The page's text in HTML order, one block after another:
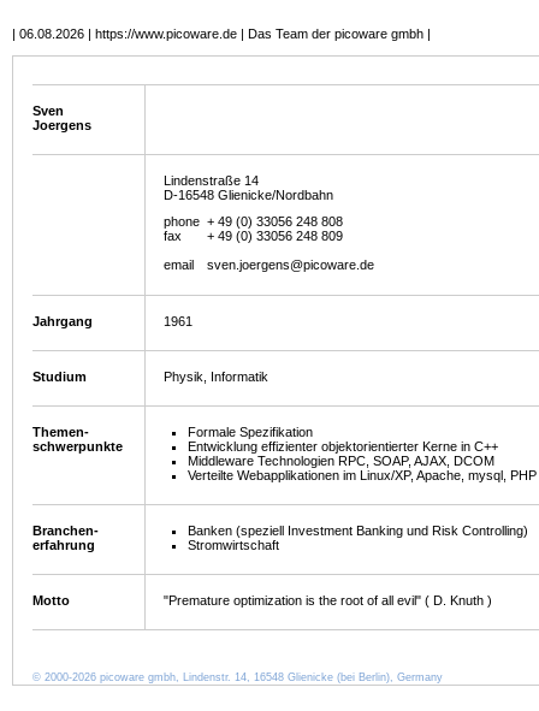
| 06.08.2026 | https://www.picoware.de | Das Team der picoware gmbh |
Sven
Joergens
Lindenstraße 14
D-16548 Glienicke/Nordbahn
phone + 49 (0) 33056 248 808
fax
+ 49 (0) 33056 248 809
email
sven.joergens@picoware.de
Jahrgang 1961
Studium Physik, Informatik
Themen-
schwerpunkte
Formale Spezifikation
Entwicklung effizienter objektorientierter Kerne in C++
Middleware Technologien RPC, SOAP, AJAX, DCOM
Verteilte Webapplikationen im Linux/XP, Apache, mysql,
Branchen-
erfahrung
Banken (speziell Investment Banking und Risk Controlling)
Stromwirtschaft
Motto "Premature optimization is the root of all evil" ( D. Knuth )
© 2000-2026 picoware gmbh, Lindenstr. 14, 16548 Glienicke (bei Berlin), Germany